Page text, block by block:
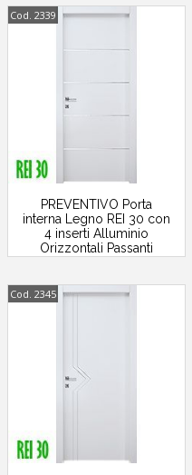
Cod. 2339
PREVENTIVO Porta
interna Legno REI 30 con
4 inserti Alluminio
Orizzontali Passanti
Cod. 2345